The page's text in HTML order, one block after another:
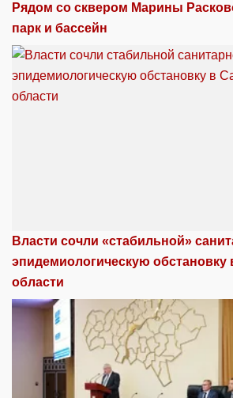
Рядом со сквером Марины
парк и бассейн
Власти сочли «стабильной»
эпидемиологическую обстановку
области